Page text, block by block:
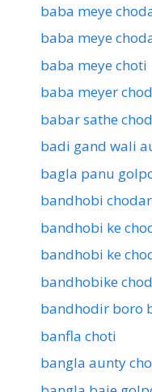
baba meye
baba meye
baba meye choti
baba meyer
babar sathe
badi gand wali
bagla panu
bandhobi
bandhobi ke
bandhobi ke
bandhobike
bandhodir boro
banfla choti
bangla aunty